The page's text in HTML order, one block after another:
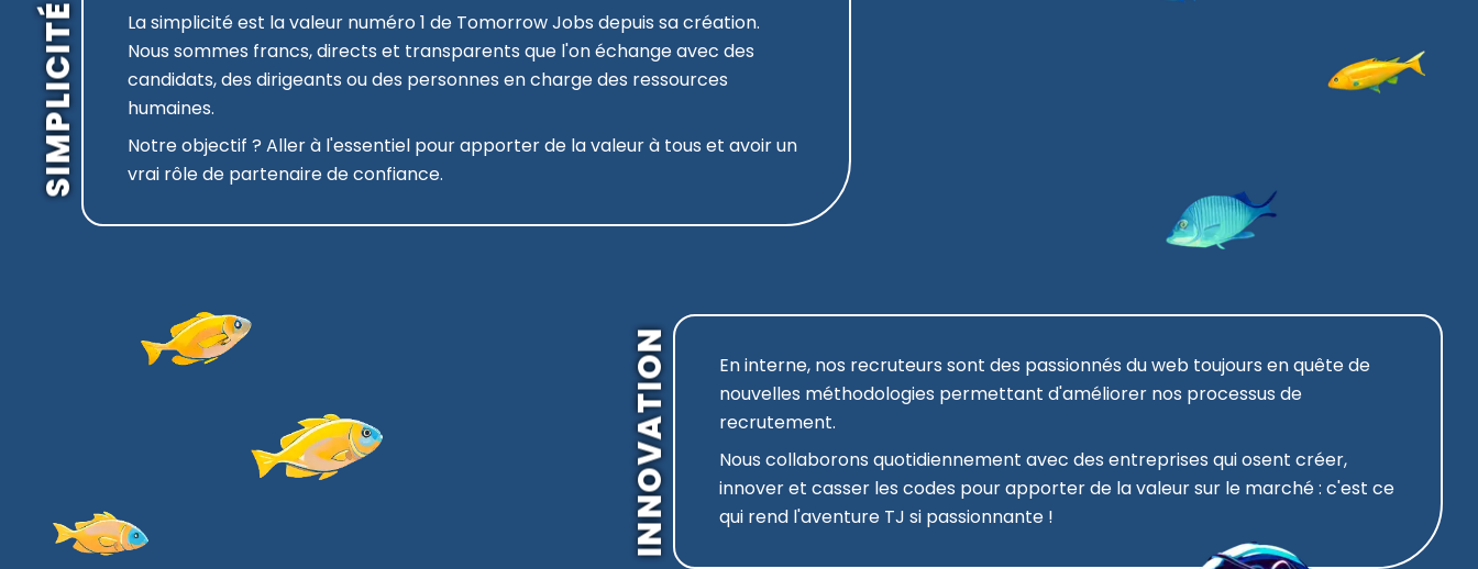
SIMPLICITÉ
La simplicité est la valeur numéro 1 de Tomorrow Jobs depuis sa création.
Nous sommes francs, directs et transparents que l'on échange avec des
candidats, des dirigeants ou des personnes en charge des ressources
humaines.
Notre objectif ? Aller à l'essentiel pour apporter de la valeur à tous et avoir un
vrai rôle de partenaire de confiance.
INNOVATION
En interne, nos recruteurs sont des passionnés du web toujours en quête de
nouvelles méthodologies permettant d'améliorer nos processus de
recrutement.
Nous collaborons quotidiennement avec des entreprises qui osent créer,
innover et casser les codes pour apporter de la valeur sur le marché : c'est ce
qui rend l'aventure TJ si passionnante !